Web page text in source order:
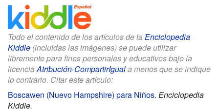
Todo el contenido de los artículos de la Enciclopedia
Kiddle (incluidas las imágenes) se puede utilizar
libremente para fines personales y educativos bajo la
licenciaAtribución-CompartirIguala menos que se indique
lo contrario. Citar este artículo:
Boscawen (Nuevo Hampshire) para Niños. Enciclopedia
Kiddle.